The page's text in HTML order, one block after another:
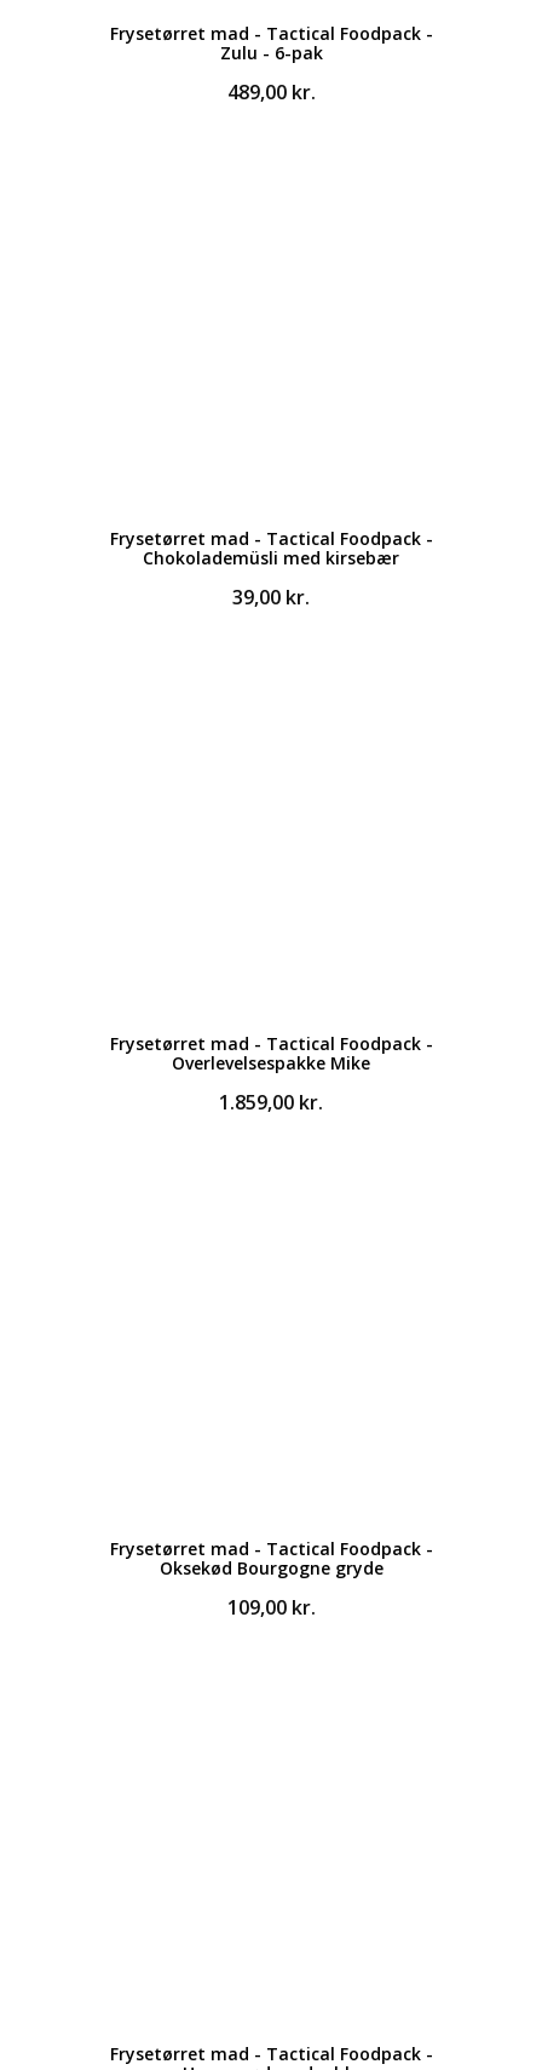
Frysetørret mad - Tactical Foodpack -
Zulu - 6-pak
489,00 kr.
Frysetørret mad - Tactical Foodpack -
Chokolademüsli med kirsebær
39,00 kr.
Frysetørret mad - Tactical Foodpack -
Overlevelsespakke Mike
1.859,00 kr.
Frysetørret mad - Tactical Foodpack -
Oksekød Bourgogne gryde
109,00 kr.
Frysetørret mad - Tactical Foodpack -